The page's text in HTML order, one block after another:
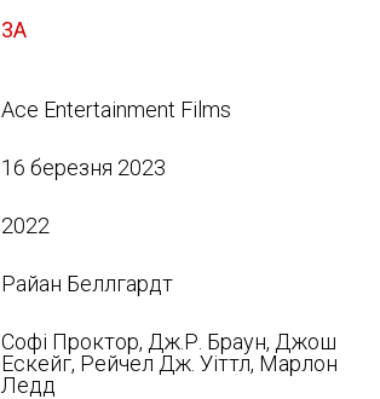
3А
Ace Entertainment Films
16 березня 2023
2022
Райан Беллгардт
Софі Проктор, Дж.Р. Браун, Джош
Ескейг, Рейчел Дж. Уіттл, Марлон
Ледд